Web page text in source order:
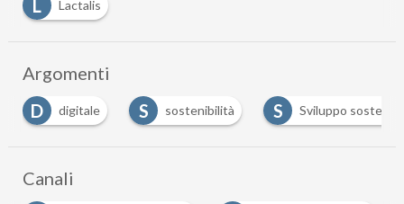
L
Lactalis
Argomenti
D
digitale S sostenibilità S Sviluppo
Canali